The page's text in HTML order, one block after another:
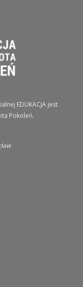
EDUKACJA jest
Pokoleń.